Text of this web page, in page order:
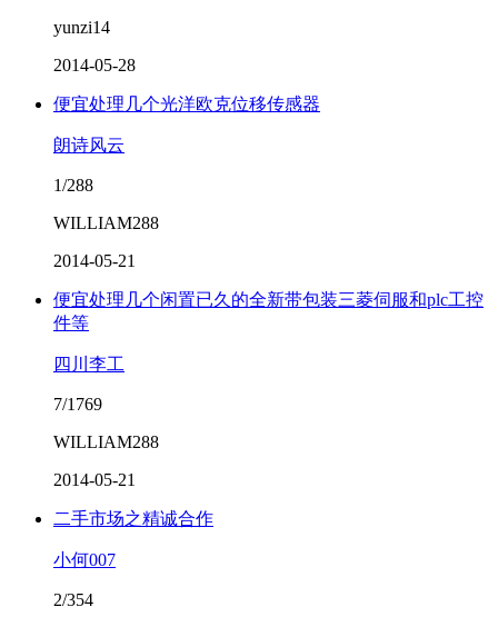
yunzi14
2014-05-28
便宜处理几个光洋欧克位移传感器
朗诗风云
1/288
WILLIAM288
2014-05-21
便宜处理几个闲置已久的全新带包装三菱伺服和plc工控
件等
四川李工
7/1769
WILLIAM288
2014-05-21
二手市场之精诚合作
小何007
2/354